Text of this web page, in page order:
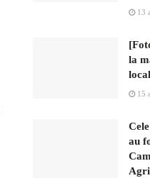
13
la
15
au